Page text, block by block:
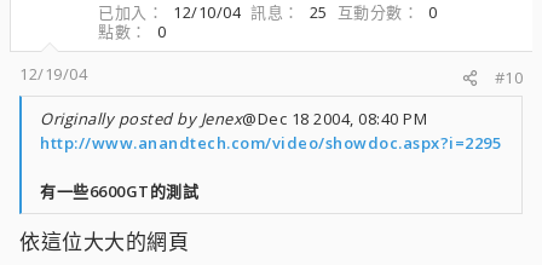
已加入
12/10/04 訊息 25 互動分數
0
點數
0
12/19/04
#10
Originally posted by Jenex@Dec 18 2004, 08:40 PM
http://www.anandtech.com/video/showdoc.aspx?i=2295
有一些6600GT的測試
依這位大大的網頁